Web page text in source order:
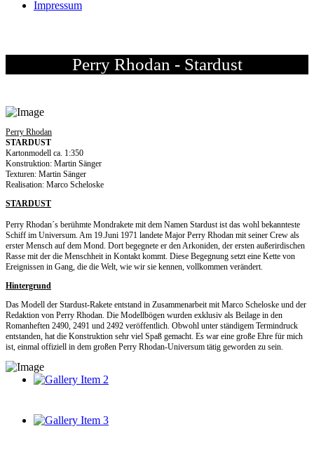
Impressum
Perry Rhodan - Stardust
Perry Rhodan
STARDUST
Kartonmodell ca. 1:350
Konstruktion: Martin Sänger
Texturen: Martin Sänger
Realisation: Marco Scheloske
STARDUST
Perry Rhodan´s berühmte Mondrakete mit dem Namen Stardust ist das wohl bekannteste
Schiff im Universum. Am 19.Juni 1971 landete Major Perry Rhodan mit seiner Crew als
erster Mensch auf dem Mond. Dort begegnete er den Arkoniden, der ersten außerirdischen
Rasse mit der die Menschheit in Kontakt kommt. Diese Begegnung setzt eine Kette von
Ereignissen in Gang, die die Welt, wie wir sie kennen, vollkommen verändert.
Hintergrund
Das Modell der Stardust-Rakete entstand in Zusammenarbeit mit Marco Scheloske und der
Redaktion von Perry Rhodan. Die Modellbögen wurden exklusiv als Beilage in den
Romanheften 2490, 2491 und 2492 veröffentlich. Obwohl unter ständigem Termindruck
entstanden, hat die Konstruktion sehr viel Spaß gemacht. Es war eine große Ehre für mich
ist, einmal offiziell in dem großen Perry Rhodan-Universum tätig geworden zu sein.